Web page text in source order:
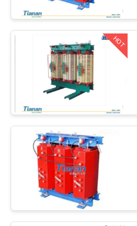
CIRCA
DELLA
FABBRICA
CONTROLLO
QUALITÀ
mobile del
Tipo
resina
HOT